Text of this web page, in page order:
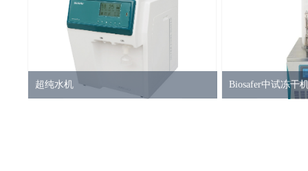
超纯水机 Biosafer中试冻干